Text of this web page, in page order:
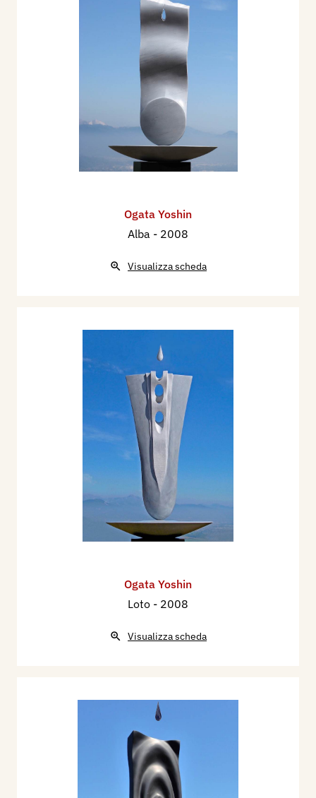
Ogata Yoshin
Alba - 2008
Visualizza scheda
Ogata Yoshin
Loto - 2008
Visualizza scheda